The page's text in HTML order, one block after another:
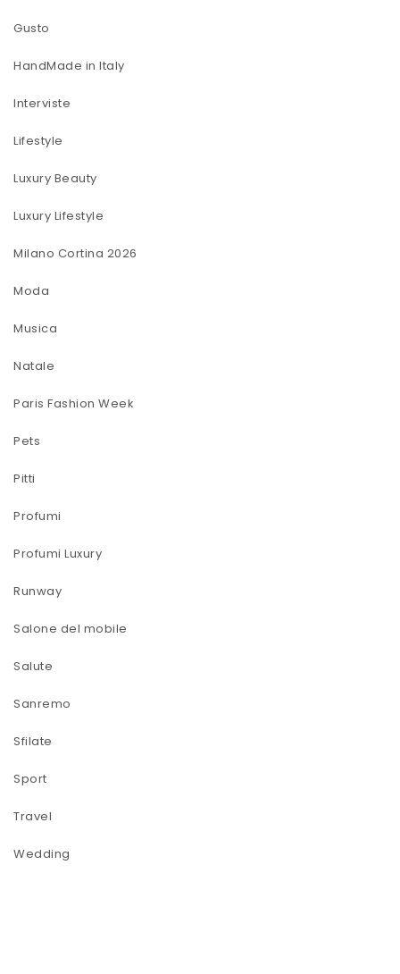
Gusto
HandMade in Italy
Interviste
Lifestyle
Luxury Beauty
Luxury Lifestyle
Milano Cortina 2026
Moda
Musica
Natale
Paris Fashion Week
Pets
Pitti
Profumi
Profumi Luxury
Runway
Salone del mobile
Salute
Sanremo
Sfilate
Sport
Travel
Wedding